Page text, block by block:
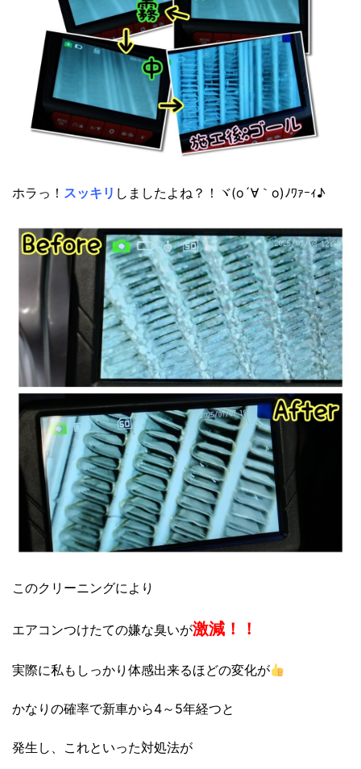
ホラっ！ スッキリ しましたよね？！ヾ(o´∀｀o)ﾉﾜｧｰｨ♪
このクリーニングにより
エアコンつけたての嫌な臭いが激減！！
実際に私もしっかり体感出来るほどの変化が
かなりの確率で新車から4～5年経つと
発生し、これといった対処法が